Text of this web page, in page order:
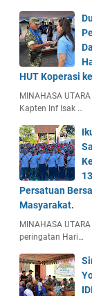
HUT Koperasi
MINAHASA
Kapten Inf Isak …
Persatuan
Masyarakat.
MINAHASA
peringatan Hari…